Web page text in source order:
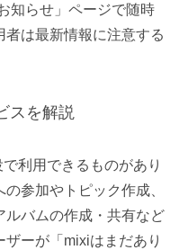
知らせ」ページで随時
は最新情報に注意する
スを解説
利用できるものがあり
参加やトピック作成、
ルバムの作成・共有など
ーが「mixiはまだあり